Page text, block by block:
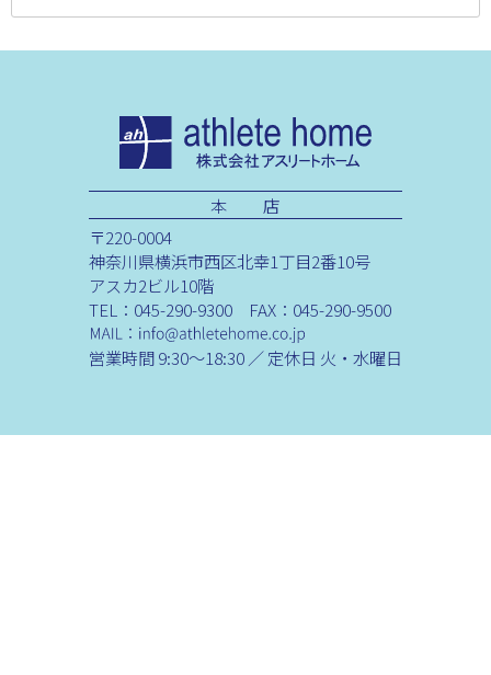
本 店
〒220-0004
神奈川県横浜市西区北幸1丁目2番10号
アスカ2ビル10階
TEL：045-290-9300 FAX：045-290-9500
営業時間 9:30～18:30 ／ 定休日 火・水曜日